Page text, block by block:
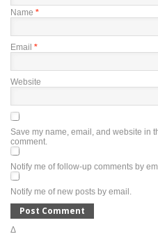
Name *
Email *
Website
Save my name, email, and website in
comment.
Notify me of follow-up comments by
Notify me of new posts by email.
Δ